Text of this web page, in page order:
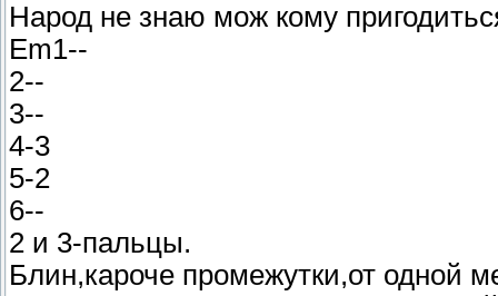
Народ не знаю мож кому
Em1--
2--
3--
4-3
5-2
6--
2 и 3-пальцы.
Блин,кароче промежутки,от одной